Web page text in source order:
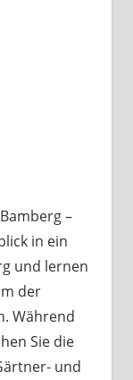
–
in ein
und lernen
der
Während
Sie die
und